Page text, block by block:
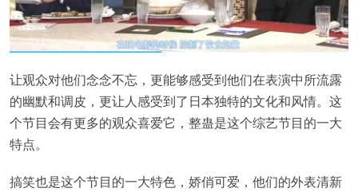
让观众对他们念念不忘，更能够感受到他们在表演中所流露
的幽默和调皮，更让人感受到了日本独特的文化和风情。这
个节目会有更多的观众喜爱它，整蛊是这个综艺节目的一大
特点。
搞笑也是这个节目的一大特色，娇俏可爱，他们的外表清新